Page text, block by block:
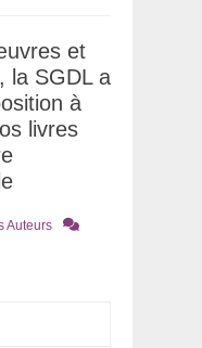
et
la SGDL a
à
livres
Auteurs